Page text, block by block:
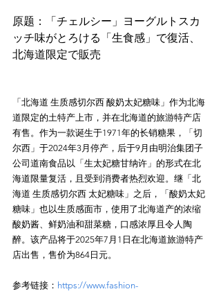
原题：「チェルシー」ヨーグルトスカ
ッチ味がとろける「生食感」で復活、
「北海道 生质感切尔西 酸奶太妃糖味」作为北海
道限定的土特产上市，并在北海道的旅游特产店
有售。作为一款诞生于1971年的长销糖果，「切
尔西」于2024年3月停产，后于9月由明治集团子
公司道南食品以「生太妃糖甘纳许」的形式在北
海道限量复活，且受到消费者热烈欢迎。继「北
海道 生质感切尔西 太妃糖味」之后，「酸奶太妃
糖味」也以生质感面市，使用了北海道产的浓缩
酸奶酱、鲜奶油和甜菜糖，口感浓厚且令人陶
醉。该产品将于2025年7月1日在北海道旅游特产
参考链接： https://www.fashion-